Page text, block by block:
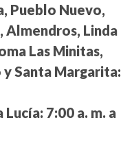
Pueblo Nuevo,
Almendros, Linda
Las Minitas,
Santa Margarita:
Lucía: 7:00 a. m. a